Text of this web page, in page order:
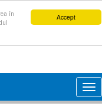
Accept
în